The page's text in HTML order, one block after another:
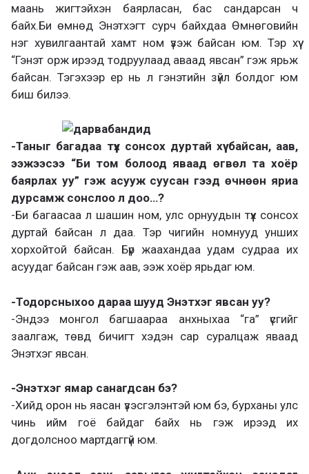
маань жигтэйхэн баярласан, бас сандарсан ч
байх.Би өмнөд Энэтхэгт сурч байхдаа Өмнөговийн
нэг хувилгаантай хамт ном үзэж байсан юм. Тэр хүү
“Гэнэт орж ирээд тодруулаад аваад явсан” гэж ярьж
байсан. Тэгэхээр ер нь л гэнэтийн зүйл болдог юм
биш билээ.
-Таныг багадаа түүх сонсох дуртай хүү байсан, аав,
ээжээсээ “Би том болоод яваад өгвөл та хоёр
баярлах уу” гэж асууж суусан гээд өчнөөн яриа
дурсамж сонслоо л доо…?
-Би багаасаа л шашин ном, улс орнуудын түүх сонсох
дуртай байсан л даа. Тэр чигийн номнууд унших
хорхойтой байсан. Бүр жаахандаа удам судраа их
асуудаг байсан гэж аав, ээж хоёр ярьдаг юм.
-Тодорсныхоо дараа шууд Энэтхэг явсан уу?
-Эндээ монгол багшаараа анхныхаа “га” үсгийг
заалгаж, төвд бичигт хэдэн сар суралцаж яваад
Энэтхэг явсан.
-Энэтхэг ямар санагдсан бэ?
-Хийд орон нь яасан үзэсгэлэнтэй юм бэ, бурханы улс
чинь ийм гоё байдаг байх нь гэж ирээд их
догдолсноо мартдаггүй юм.